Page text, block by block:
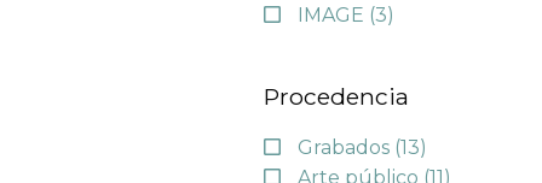
IMAGE (3)
Procedencia
Grabados (13)
Arte público (11)